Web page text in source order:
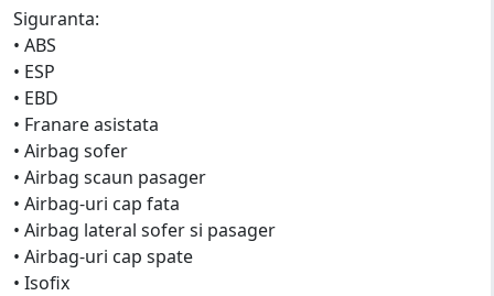
Siguranta:
• ABS
• ESP
• EBD
• Franare asistata
• Airbag sofer
• Airbag scaun pasager
• Airbag-uri cap fata
• Airbag lateral sofer si pasager
• Airbag-uri cap spate
• Isofix